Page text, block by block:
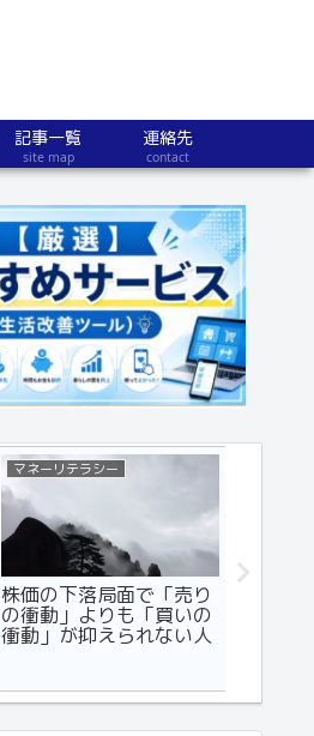
記事一覧
site map
連絡先
contact
時事（マネー系）
【慎重かつ大胆に】コロ
ナショックが落ち着くま
での当面の投資戦略